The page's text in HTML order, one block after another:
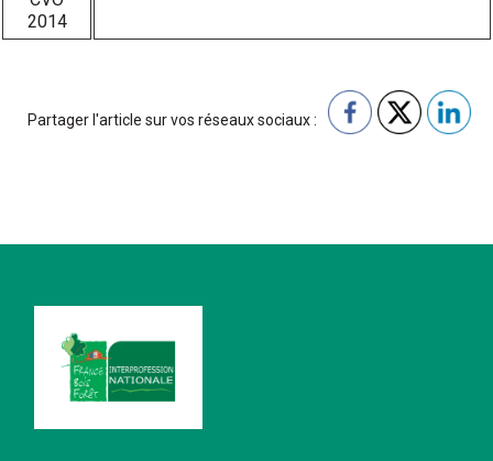
Partager l'article sur vos réseaux sociaux :